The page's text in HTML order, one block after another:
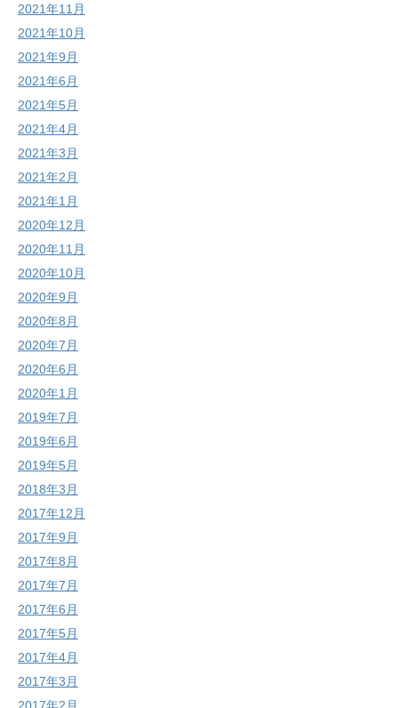
2021年11月
2021年10月
2021年9月
2021年6月
2021年5月
2021年4月
2021年3月
2021年2月
2021年1月
2020年12月
2020年11月
2020年10月
2020年9月
2020年8月
2020年7月
2020年6月
2020年1月
2019年7月
2019年6月
2019年5月
2018年3月
2017年12月
2017年9月
2017年8月
2017年7月
2017年6月
2017年5月
2017年4月
2017年3月